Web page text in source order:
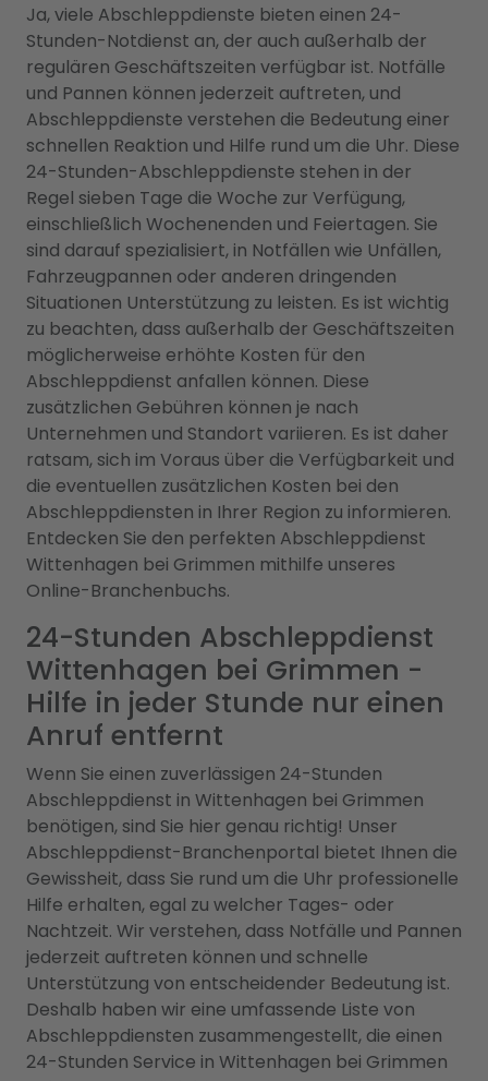
Ja, viele Abschleppdienste bieten einen 24-
Stunden-Notdienst an, der auch außerhalb der
regulären Geschäftszeiten verfügbar ist. Notfälle
und Pannen können jederzeit auftreten, und
Abschleppdienste verstehen die Bedeutung einer
schnellen Reaktion und Hilfe rund um die Uhr. Diese
24-Stunden-Abschleppdienste stehen in der
Regel sieben Tage die Woche zur Verfügung,
einschließlich Wochenenden und Feiertagen. Sie
sind darauf spezialisiert, in Notfällen wie Unfällen,
Fahrzeugpannen oder anderen dringenden
Situationen Unterstützung zu leisten. Es ist wichtig
zu beachten, dass außerhalb der Geschäftszeiten
möglicherweise erhöhte Kosten für den
Abschleppdienst anfallen können. Diese
zusätzlichen Gebühren können je nach
Unternehmen und Standort variieren. Es ist daher
ratsam, sich im Voraus über die Verfügbarkeit und
die eventuellen zusätzlichen Kosten bei den
Abschleppdiensten in Ihrer Region zu informieren.
Entdecken Sie den perfekten Abschleppdienst
Wittenhagen bei Grimmen mithilfe unseres
Online-Branchenbuchs.
24-Stunden Abschleppdienst
Wittenhagen bei Grimmen -
Hilfe in jeder Stunde nur einen
Anruf entfernt
Wenn Sie einen zuverlässigen 24-Stunden
Abschleppdienst in Wittenhagen bei Grimmen
benötigen, sind Sie hier genau richtig! Unser
Abschleppdienst-Branchenportal bietet Ihnen die
Gewissheit, dass Sie rund um die Uhr professionelle
Hilfe erhalten, egal zu welcher Tages- oder
Nachtzeit. Wir verstehen, dass Notfälle und Pannen
jederzeit auftreten können und schnelle
Unterstützung von entscheidender Bedeutung ist.
Deshalb haben wir eine umfassende Liste von
Abschleppdiensten zusammengestellt, die einen
24-Stunden Service in Wittenhagen bei Grimmen